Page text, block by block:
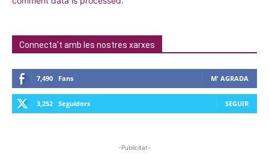
Connecta't amb les nostres xarxes
7,490 Fans M' AGRADA
3,252 Seguidors SEGUIR
-Publicitat-